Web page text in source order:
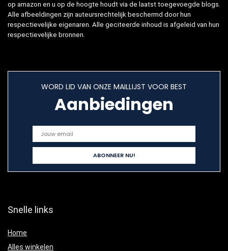
op amazon en u op de hoogte houdt via de laatst toegevoegde blogs.
Alle afbeeldingen zijn auteursrechtelijk beschermd door hun
respectievelijke eigenaren. Alle geciteerde inhoud is afgeleid van hun
respectievelijke bronnen.
WORD LID VAN ONZE MAILLIJST VOOR BEST
Aanbiedingen
Snelle links
Home
Alles winkelen